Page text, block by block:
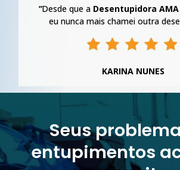
“Desde que a Desentupidora AMA
eu nunca mais chamei outra
KARINA NUNES
Seus
entupimentos